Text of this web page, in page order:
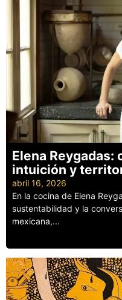
Elena Reygadas:
intuición y
abril 16, 2026
En la cocina de Elena
sustentabilidad y la
mexicana,...